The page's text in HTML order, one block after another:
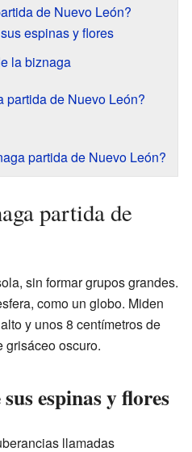
de Nuevo León?
espinas y flores
la biznaga
partida de Nuevo León?
partida de Nuevo León?
partida de
sin formar grupos grandes.
como un globo. Miden
y unos 8 centímetros de
grisáceo oscuro.
espinas y flores
llamadas